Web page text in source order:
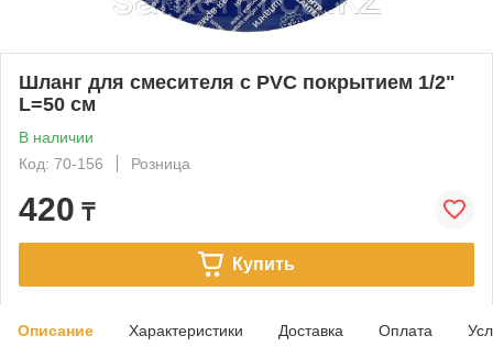
Шланг для смесителя с PVC покрытием 1/2"
L=50 см
В наличии
Код: 70-156
Розница
420 ₸
Купить
Описание Характеристики Доставка Оплата